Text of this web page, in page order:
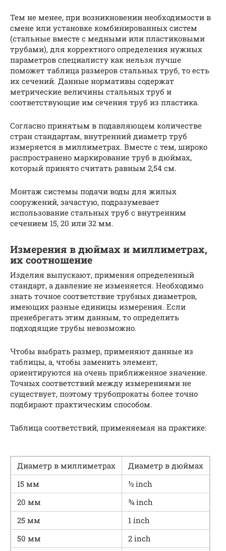
Тем не менее, при возникновении необходимости в
смене или установке комбинированных систем
(стальные вместе с медными или пластиковыми
трубами), для корректного определения нужных
параметров специалисту как нельзя лучше
поможет таблица размеров стальных труб, то есть
их сечений. Данные нормативы содержат
метрические величины стальных труб и
соответствующие им сечения труб из пластика.
Согласно принятым в подавляющем количестве
стран стандартам, внутренний диаметр труб
измеряется в миллиметрах. Вместе с тем, широко
распространено маркирование труб в дюймах,
который принято считать равным 2,54 см.
Монтаж системы подачи воды для жилых
сооружений, зачастую, подразумевает
использование стальных труб с внутренним
сечением 15, 20 или 32 мм.
Измерения в дюймах и миллиметрах,
их соотношение
Изделия выпускают, применяя определенный
стандарт, а давление не изменяется. Необходимо
знать точное соответствие трубных диаметров,
имеющих разные единицы измерения. Если
пренебрегать этим данным, то определить
подходящие трубы невозможно.
Чтобы выбрать размер, применяют данные из
таблицы, а, чтобы заменить элемент,
ориентируются на очень приближенное значение.
Точных соответствий между измерениями не
существует, поэтому трубопрокаты более точно
подбирают практическим способом.
Таблица соответствий, применяемая на практике:
Диаметр в миллиметрах
Диаметр в дюймах
15 мм
½ inch
20 мм
¾ inch
25 мм
1 inch
50 мм
2 inch